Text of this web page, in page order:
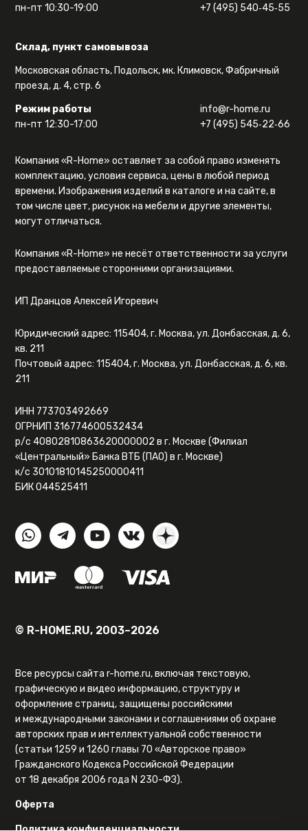
пн-пт 10:30-19:00
+7 (495) 540‑45‑55
Склад, пункт самовывоза
Московская область, Подольск, мк. Климовск, Фабричный
проезд, д. 4, стр. 6
Режим работы
пн-пт 12:30-17:00
info@r-home.ru
+7 (495) 545‑22‑66
Компания «R-Home» оставляет за собой право изменять
комплектацию, условия сервиса, цены в любой период
времени. Изображения изделий в каталоге и на сайте, в
том числе цвет, рисунок на мебели и другие элементы,
могут отличаться.
Компания «R-Home» не несёт ответственности за услуги
предоставляемые сторонними организациями.
ИП Дранцов Алексей Игоревич
Юридический адрес: 115404, г. Москва, ул. Донбасская, д. 6,
кв. 211
Почтовый адрес: 115404, г. Москва, ул. Донбасская, д. 6, кв.
211
ИНН 773703492669
ОГРНИП 316774600532434
р/с 40802810863620000002 в г. Москве (Филиал
«Центральный» Банка ВТБ (ПАО) в г. Москве)
к/с 30101810145250000411
БИК 044525411
© R-HOME.RU, 2003–2026
Все ресурсы сайта r-home.ru, включая текстовую,
графическую и видео информацию, структуру и
оформление страниц, защищены российскими
и международными законами и соглашениями об охране
авторских прав и интеллектуальной собственности
(статьи 1259 и 1260 главы 70 «Авторское право»
Гражданского Кодекса Российской Федерации
от 18 декабря 2006 года N 230-ФЗ).
Оферта